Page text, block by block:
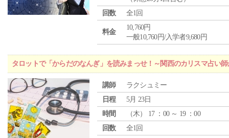
回数
全1回
料金
10,760円
一般10,760円/入学者9,680円
タロットで「からだのなんぎ」を読みまっせ！～関西のカリスマ占い
講師
ラクシュミー
日程
5月 23日
時間
（木） 17 ：00 ～ 19 ：00
回数
全1回